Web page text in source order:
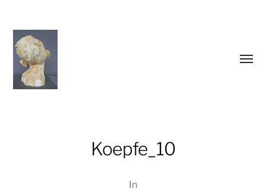
Menü
Koepfe_10
In